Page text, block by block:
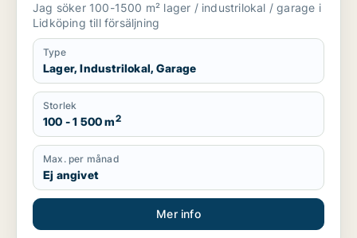
Jag söker 100-1500 m² lager / industrilokal / garage i
Lidköping till försäljning
Type
Lager, Industrilokal, Garage
Storlek
100 - 1 500 m2
Max. per månad
Ej angivet
Mer info